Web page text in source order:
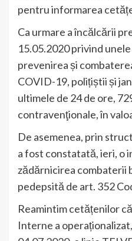
pentru informarea
Ca urmare a încălcării
15.05.2020 privind
prevenirea și
COVID-19, polițiștii și
ultimele de 24 de ore,
contravenţionale, în
De asemenea, prin
a fost constatată, ieri, o
zădărnicirea combaterii
pedepsită de art. 352
Reamintim cetățenilor
Interne a